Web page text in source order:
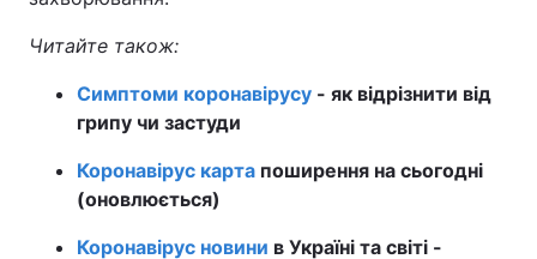
Читайте також:
Симптоми коронавірусу - як відрізнити від
грипу чи застуди
Коронавірус карта поширення на сьогодні
(оновлюється)
Коронавірус новини в Україні та світі -